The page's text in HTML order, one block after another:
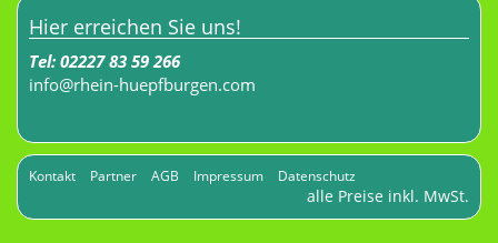
Hier erreichen Sie uns!
Tel: 02227 83 59 266
info _at_
rhein-huepfburgen.com
Kontakt Partner AGB Impressum Datenschutz
alle Preise inkl. MwSt.